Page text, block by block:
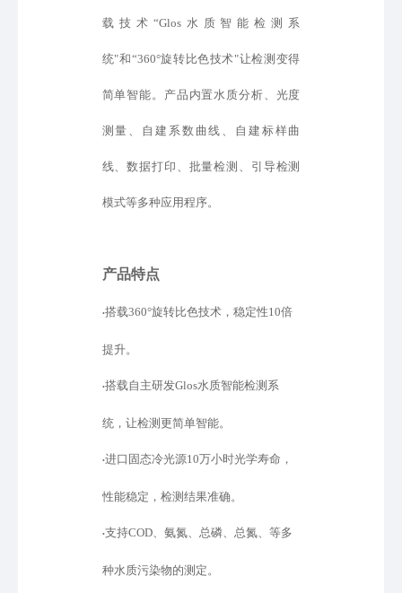
载 技术 “Glos水质智能检测系
统"和 “360°旋转比色技术"让检测变得
简单智能。产品内置水质分析、光度
测量、自建 系数 曲线、 自建标样曲
线、数据打印、批量检测、引导检测
模式等多种应用程序。
产品特点
•搭载360°旋转比色技术，稳定性10倍
提升。
•搭载自主研发Glos水质智能检测系
统，让检测更简单智能。
•进口固态冷光源10万小时光学寿命，
性能稳定，检测结果准确。
•支持COD、氨氮、总磷、总氮、等多
种水质污染物的测定。